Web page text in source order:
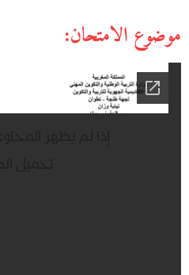
موضوع الامتحان: